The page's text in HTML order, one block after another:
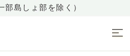
島しょ部を除く）